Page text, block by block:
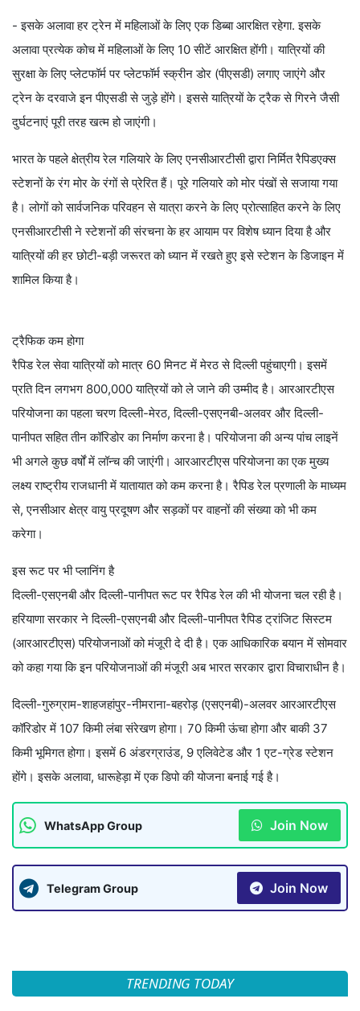
- इसके अलावा हर ट्रेन में महिलाओं के लिए एक डिब्बा आरक्षित रहेगा. इसके
अलावा प्रत्येक कोच में महिलाओं के लिए 10 सीटें आरक्षित होंगी। यात्रियों की
सुरक्षा के लिए प्लेटफॉर्म पर प्लेटफॉर्म स्क्रीन डोर (पीएसडी) लगाए जाएंगे और
ट्रेन के दरवाजे इन पीएसडी से जुड़े होंगे। इससे यात्रियों के ट्रैक से गिरने जैसी
दुर्घटनाएं पूरी तरह खत्म हो जाएंगी।
भारत के पहले क्षेत्रीय रेल गलियारे के लिए एनसीआरटीसी द्वारा निर्मित रैपिडएक्स
स्टेशनों के रंग मोर के रंगों से प्रेरित हैं। पूरे गलियारे को मोर पंखों से सजाया गया
है। लोगों को सार्वजनिक परिवहन से यात्रा करने के लिए प्रोत्साहित करने के लिए
एनसीआरटीसी ने स्टेशनों की संरचना के हर आयाम पर विशेष ध्यान दिया है और
यात्रियों की हर छोटी-बड़ी जरूरत को ध्यान में रखते हुए इसे स्टेशन के डिजाइन में
शामिल किया है।
ट्रैफिक कम होगा
रैपिड रेल सेवा यात्रियों को मात्र 60 मिनट में मेरठ से दिल्ली पहुंचाएगी। इसमें
प्रति दिन लगभग 800,000 यात्रियों को ले जाने की उम्मीद है। आरआरटीएस
परियोजना का पहला चरण दिल्ली-मेरठ, दिल्ली-एसएनबी-अलवर और दिल्ली-
पानीपत सहित तीन कॉरिडोर का निर्माण करना है। परियोजना की अन्य पांच लाइनें
भी अगले कुछ वर्षों में लॉन्च की जाएंगी। आरआरटीएस परियोजना का एक मुख्य
लक्ष्य राष्ट्रीय राजधानी में यातायात को कम करना है। रैपिड रेल प्रणाली के माध्यम
से, एनसीआर क्षेत्र वायु प्रदूषण और सड़कों पर वाहनों की संख्या को भी कम
करेगा।
इस रूट पर भी प्लानिंग है
दिल्ली-एसएनबी और दिल्ली-पानीपत रूट पर रैपिड रेल की भी योजना चल रही है।
हरियाणा सरकार ने दिल्ली-एसएनबी और दिल्ली-पानीपत रैपिड ट्रांजिट सिस्टम
(आरआरटीएस) परियोजनाओं को मंजूरी दे दी है। एक आधिकारिक बयान में सोमवार
को कहा गया कि इन परियोजनाओं की मंजूरी अब भारत सरकार द्वारा विचाराधीन है।
दिल्ली-गुरुग्राम-शाहजहांपुर-नीमराना-बहरोड़ (एसएनबी)-अलवर आरआरटीएस
कॉरिडोर में 107 किमी लंबा संरेखण होगा। 70 किमी ऊंचा होगा और बाकी 37
किमी भूमिगत होगा। इसमें 6 अंडरग्राउंड, 9 एलिवेटेड और 1 एट-ग्रेड स्टेशन
होंगे। इसके अलावा, धारूहेड़ा में एक डिपो की योजना बनाई गई है।
WhatsApp Group Join Now
Telegram Group Join Now
TRENDING TODAY